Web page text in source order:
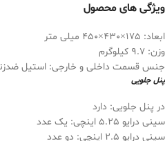
ویژگی های محصول
ابعاد: 175×430×450 میلی متر
وزن: 9.7 کیلوگرم
جنس قسمت داخلی و خارجی: استیل
پنل جلویی
در پنل جلویی: دارد
سینی درایو 5.25 اینچی: یک عدد
سینی درایو 2.5 اینچی: دو عدد